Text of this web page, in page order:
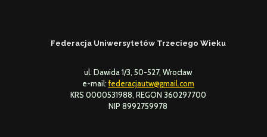
Federacja Uniwersytetów Trzeciego Wieku
ul. Dawida 1/3, 50-527, Wrocław
e-mail:federacjautw@gmail.com
KRS 0000531988, REGON 360297700
NIP 8992759978